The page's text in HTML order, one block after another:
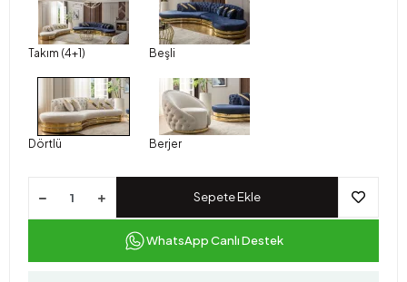
Takım (4+1) Beşli
Dörtlü Berjer
Sepete Ekle
WhatsApp Canlı Destek